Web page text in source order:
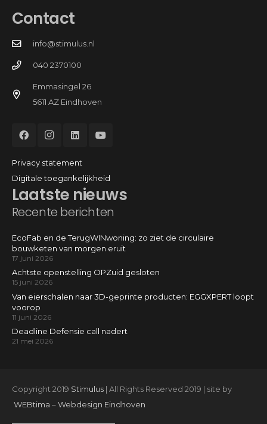
Laatste nieuws
Recente berichten
EcoFab en de TerugWINwoning: zo ziet de circulaire
bouwketen van morgen eruit
17 juni 2026
Achtste openstelling OPZuid gesloten
15 juni 2026
Van eierschalen naar 3D-geprinte producten: EGGXPERT loopt
voorop
11 juni 2026
Deadline Defensie call nadert
21 mei 2026
Contact
info@stimulus.nl
040 2370100
Emmasingel 26
5611 AZ Eindhoven
Privacy statement
Digitale toegankelijkheid
Copyright 2019 Stimulus| All Rights Reserved 2019 | site by
WEBtima –Webdesign Eindhoven